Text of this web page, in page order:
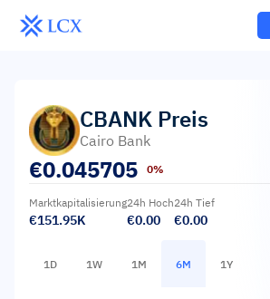
CBANK Preis
Cairo Bank
€0.045705 0%
Marktkapitalisierung
€151.95K
24h Hoch
€0.00
24h Tief
€0.00
1D 1W 1M 6M 1Y